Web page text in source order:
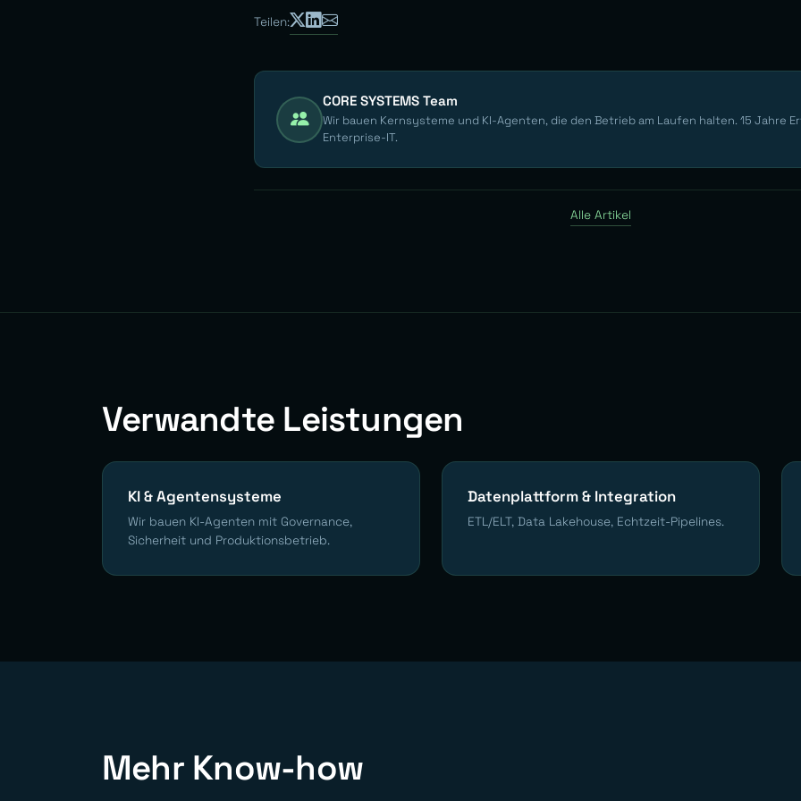
Teilen:
CORE SYSTEMS Team
Wir bauen Kernsysteme und KI-Agenten, die den Betrieb am Laufen halten. 15 Jahre
Enterprise-IT.
Alle Artikel
Verwandte Leistungen
KI & Agentensysteme
Wir bauen KI-Agenten mit Governance,
Sicherheit und Produktionsbetrieb.
Datenplattform & Integration
ETL/ELT, Data Lakehouse, Echtzeit-Pipelines.
Mehr Know-how